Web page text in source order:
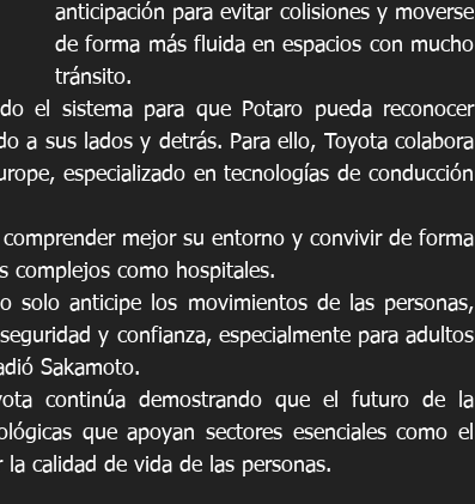
anticipación para evitar colisiones y moverse
de forma más fluida en espacios con mucho
tránsito.
el sistema para que Potaro pueda reconocer
a sus lados y detrás. Para ello, Toyota colabora
especializado en tecnologías de conducción
mejor su entorno y convivir de forma
complejos como hospitales.
solo anticipe los movimientos de las personas,
y confianza, especialmente para adultos
Sakamoto.
continúa demostrando que el futuro de la
que apoyan sectores esenciales como el
calidad de vida de las personas.